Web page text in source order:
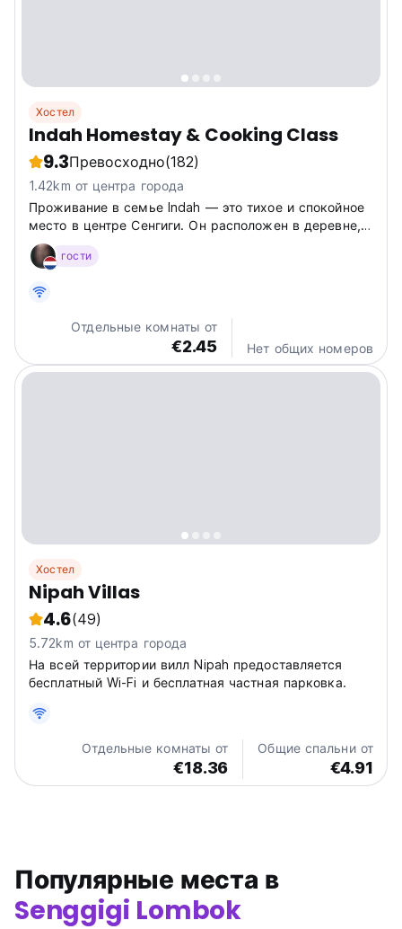
Хостел
Indah Homestay & Cooking Class
9.3Превосходно(182)
1.42km от центра города
Проживание в семье Indah — это тихое и спокойное
место в центре Сенгиги. Он расположен в деревне,
так что
гости
Отдельные комнаты от
€2.45 Нет общих номеров
Хостел
Nipah Villas
4.6(49)
5.72km от центра города
На всей территории вилл Nipah предоставляется
бесплатный Wi-Fi и бесплатная частная парковка.
Отдельные комнаты от
€18.36
Общие спальни от
€4.91
Популярные места в
Senggigi Lombok